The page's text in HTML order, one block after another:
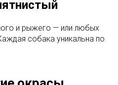
и рыжего — или любых
собака уникальна по